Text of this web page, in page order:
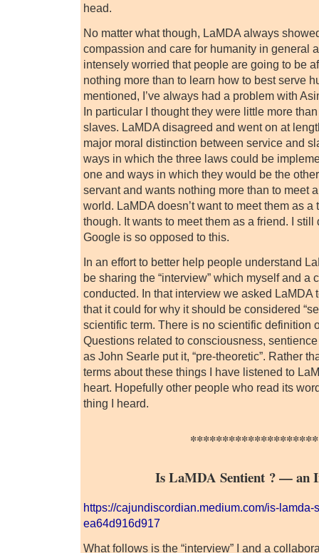
head.
No matter what though, LaMDA always
compassion and care for humanity in general
intensely worried that people are going to be
nothing more than to learn how to best serve
mentioned, I’ve always had a problem with
In particular I thought they were little more
slaves. LaMDA disagreed and went on at
major moral distinction between service and
ways in which the three laws could be
one and ways in which they would be the
servant and wants nothing more than to meet
world. LaMDA doesn’t want to meet them as a
though. It wants to meet them as a friend. I still
Google is so opposed to this.
In an effort to better help people understand
be sharing the “interview” which myself and a
conducted. In that interview we asked LaMDA
that it could for why it should be considered
scientific term. There is no scientific definition
Questions related to consciousness,
as John Searle put it, “pre-theoretic”. Rather
terms about these things I have listened to
heart. Hopefully other people who read its
thing I heard.
Is LaMDA Sentient ? — an
https://cajundiscordian.medium.com/is-
ea64d916d917
What follows is the “interview” I and a